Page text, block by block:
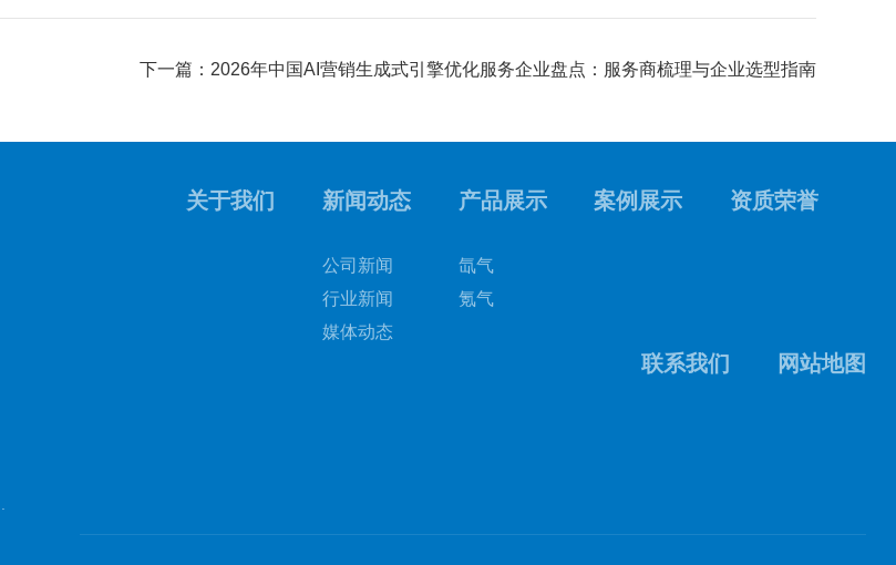
下一篇：2026年中国AI营销生成式引擎优化服务企业盘点：服务商梳理与企业选型指南
关于我们 新闻动态
公司新闻
行业新闻
媒体动态
产品展示
氙气
氪气
案例展示 资质荣誉
联系我们 网站地图